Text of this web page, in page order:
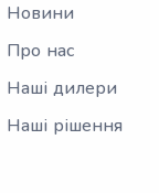
Новини
Про нас
Наші дилери
Наші рішення